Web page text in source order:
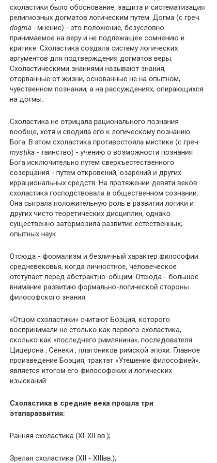
схоластики было обоснование, защита и систематизация
религиозных догматов логическим путем. Догма (с греч.
dogma - мнение) - это положение, безусловно
принимаемое на веру и не подлежащее сомнению и
критике. Схоластика создала систему логических
аргументов для подтверждения догматов веры.
Схоластическими знаниями называют знания,
оторванные от жизни, основанные не на опытном,
чувственном познании, а на рассуждениях, опирающихся
на догмы.
Схоластика не отрицала рационального познания
вообще, хотя и сводила его к логическому познанию
Бога. В этом схоластика противостояла мистике (с греч.
mystika - таинство) - учению о возможности познания
Бога исключительно путем сверхъестественного
созерцания - путем откровений, озарений и других
иррациональных средств. На протяжении девяти веков
схоластика господствовала в общественном сознании.
Она сыграла положительную роль в развитии логики и
других чисто теоретических дисциплин, однако
существенно затормозила развитие естественных,
опытных наук.
Отсюда - формализм и безличный характер философии
средневековья, когда личностное, человеческое
отступает перед абстрактно-общим. Отсюда - большое
внимание развитию формально-логической стороны
философского знания.
«Отцом схоластики» считают Боэция, которого
воспринимали не столько как первого схоластика,
сколько как «последнего римлянина», последователя
Цицерона , Сенеки , платоников римской эпохи. Главное
произведение Боэция, трактат «Утешение философией»,
является итогом его философских и логических
изысканий.
Схоластика в средние века прошла три
этапаразвития:
Ранняя схоластика (XI-XII вв.);
Зрелая схоластика (ХII - ХIIIвв.);